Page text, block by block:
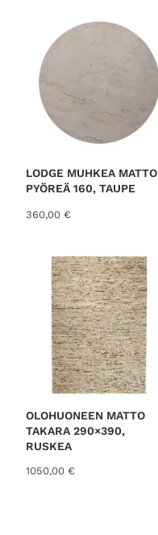
LODGE MUHKEA MATTO
PYÖREÄ 160, TAUPE
360,00 €
OLOHUONEEN MATTO
TAKARA 290×390,
RUSKEA
1050,00 €